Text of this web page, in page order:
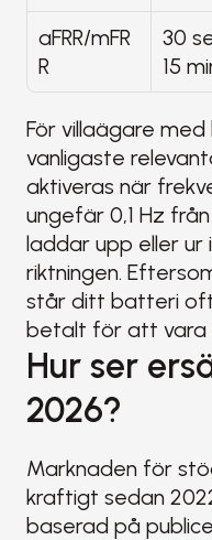
aFRR/mFR
R
30
15
För villaägare
vanligaste
aktiveras när
ungefär 0,1 Hz
laddar upp eller
riktningen.
står ditt batteri
betalt för att vara
Hur ser
2026?
Marknaden för
kraftigt sedan
baserad på